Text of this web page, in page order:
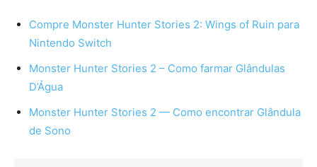
Compre Monster Hunter Stories 2: Wings of Ruin para
Nintendo Switch
Monster Hunter Stories 2 – Como farmar Glândulas
D’Água
Monster Hunter Stories 2 — Como encontrar Glândula
de Sono